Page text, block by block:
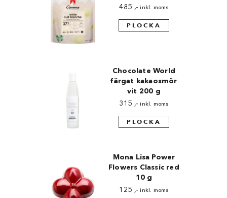
485 ,- inkl. moms
PLOCKA
Chocolate World
färgat kakaosmör
vit 200 g
315 ,- inkl. moms
PLOCKA
Mona Lisa Power
Flowers Classic red
10 g
125 ,- inkl. moms